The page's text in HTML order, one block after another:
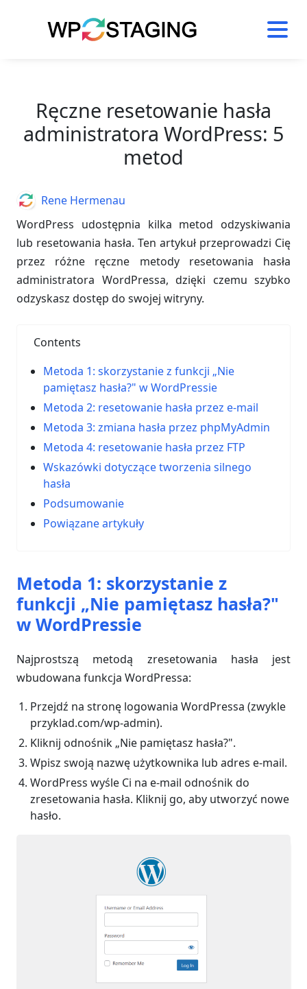
Ręczne resetowanie hasła
administratora WordPress: 5
metod
WordPress udostępnia kilka metod odzyskiwania
lub resetowania hasła. Ten artykuł przeprowadzi Cię
przez różne ręczne metody resetowania hasła
administratora WordPressa, dzięki czemu szybko
odzyskasz dostęp do swojej witryny.
Contents
Metoda 1: skorzystanie z funkcji „Nie
pamiętasz hasła?" w WordPressie
Metoda 2: resetowanie hasła przez e-mail
Metoda 3: zmiana hasła przez phpMyAdmin
Metoda 4: resetowanie hasła przez FTP
Wskazówki dotyczące tworzenia silnego
hasła
Podsumowanie
Powiązane artykuły
Metoda 1: skorzystanie z
funkcji „Nie pamiętasz hasła?"
w WordPressie
Najprostszą metodą zresetowania hasła jest
wbudowana funkcja WordPressa:
Przejdź na stronę logowania WordPressa (zwykle
przyklad.com/wp-admin).
Kliknij odnośnik „Nie pamiętasz hasła?".
Wpisz swoją nazwę użytkownika lub adres e-mail.
WordPress wyśle Ci na e-mail odnośnik do
zresetowania hasła. Kliknij go, aby utworzyć nowe
hasło.
AuthorRene Hermenau